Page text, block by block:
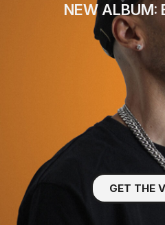
NEW ALBUM:
GET THE